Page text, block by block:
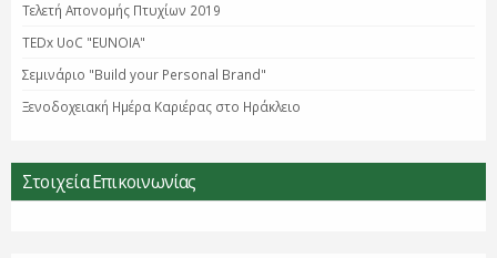
Τελετή Απονομής Πτυχίων 2019
TEDx UoC "EUNOIA"
Σεμινάριο "Βuild your Personal Brand"
Ξενοδοχειακή Ημέρα Καριέρας στο Ηράκλειο
Στοιχεία Επικοινωνίας